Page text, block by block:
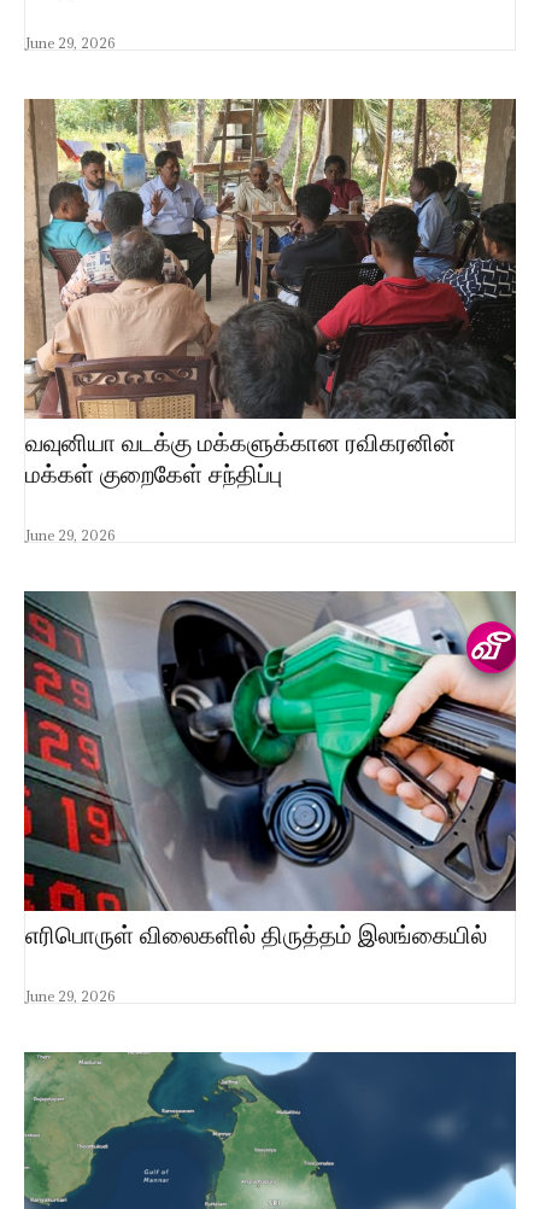
June 29, 2026
வவுனியா வடக்கு மக்களுக்கான ரவிகரனின்
மக்கள் குறைகேள் சந்திப்பு
June 29, 2026
எரிபொருள் விலைகளில் திருத்தம் இலங்கையில்
June 29, 2026